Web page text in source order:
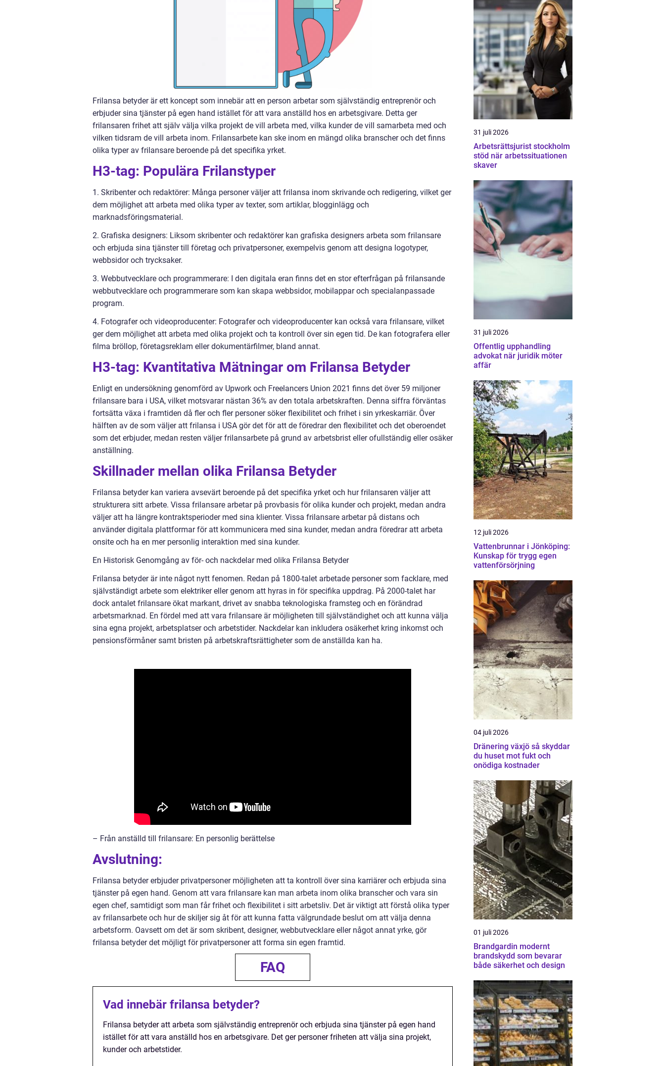
Frilansa betyder är ett koncept som innebär att en person arbetar som självständig entreprenör och
erbjuder sina tjänster på egen hand istället för att vara anställd hos en arbetsgivare. Detta ger
frilansaren frihet att själv välja vilka projekt de vill arbeta med, vilka kunder de vill samarbeta med och
vilken tidsram de vill arbeta inom. Frilansarbete kan ske inom en mängd olika branscher och det finns
olika typer av frilansare beroende på det specifika yrket.
H3-tag: Populära Frilanstyper
1. Skribenter och redaktörer: Många personer väljer att frilansa inom skrivande och redigering, vilket ger
dem möjlighet att arbeta med olika typer av texter, som artiklar, blogginlägg och
marknadsföringsmaterial.
2. Grafiska designers: Liksom skribenter och redaktörer kan grafiska designers arbeta som frilansare
och erbjuda sina tjänster till företag och privatpersoner, exempelvis genom att designa logotyper,
webbsidor och trycksaker.
3. Webbutvecklare och programmerare: I den digitala eran finns det en stor efterfrågan på frilansande
webbutvecklare och programmerare som kan skapa webbsidor, mobilappar och specialanpassade
program.
4. Fotografer och videoproducenter: Fotografer och videoproducenter kan också vara frilansare, vilket
ger dem möjlighet att arbeta med olika projekt och ta kontroll över sin egen tid. De kan fotografera eller
filma bröllop, företagsreklam eller dokumentärfilmer, bland annat.
H3-tag: Kvantitativa Mätningar om Frilansa Betyder
Enligt en undersökning genomförd av Upwork och Freelancers Union 2021 finns det över 59 miljoner
frilansare bara i USA, vilket motsvarar nästan 36% av den totala arbetskraften. Denna siffra förväntas
fortsätta växa i framtiden då fler och fler personer söker flexibilitet och frihet i sin yrkeskarriär. Över
hälften av de som väljer att frilansa i USA gör det för att de föredrar den flexibilitet och det oberoendet
som det erbjuder, medan resten väljer frilansarbete på grund av arbetsbrist eller ofullständig eller osäker
anställning.
Skillnader mellan olika Frilansa Betyder
Frilansa betyder kan variera avsevärt beroende på det specifika yrket och hur frilansaren väljer att
strukturera sitt arbete. Vissa frilansare arbetar på provbasis för olika kunder och projekt, medan andra
väljer att ha längre kontraktsperioder med sina klienter. Vissa frilansare arbetar på distans och
använder digitala plattformar för att kommunicera med sina kunder, medan andra föredrar att arbeta
onsite och ha en mer personlig interaktion med sina kunder.
En Historisk Genomgång av för- och nackdelar med olika Frilansa Betyder
Frilansa betyder är inte något nytt fenomen. Redan på 1800-talet arbetade personer som facklare, med
självständigt arbete som elektriker eller genom att hyras in för specifika uppdrag. På 2000-talet har
dock antalet frilansare ökat markant, drivet av snabba teknologiska framsteg och en förändrad
arbetsmarknad. En fördel med att vara frilansare är möjligheten till självständighet och att kunna välja
sina egna projekt, arbetsplatser och arbetstider. Nackdelar kan inkludera osäkerhet kring inkomst och
pensionsförmåner samt bristen på arbetskraftsrättigheter som de anställda kan ha.
– Från anställd till frilansare: En personlig berättelse
Avslutning:
Frilansa betyder erbjuder privatpersoner möjligheten att ta kontroll över sina karriärer och erbjuda sina
tjänster på egen hand. Genom att vara frilansare kan man arbeta inom olika branscher och vara sin
egen chef, samtidigt som man får frihet och flexibilitet i sitt arbetsliv. Det är viktigt att förstå olika typer
av frilansarbete och hur de skiljer sig åt för att kunna fatta välgrundade beslut om att välja denna
arbetsform. Oavsett om det är som skribent, designer, webbutvecklare eller något annat yrke, gör
frilansa betyder det möjligt för privatpersoner att forma sin egen framtid.
FAQ
Vad innebär frilansa betyder?
Frilansa betyder att arbeta som självständig entreprenör och erbjuda sina tjänster på egen hand
istället för att vara anställd hos en arbetsgivare. Det ger personer friheten att välja sina projekt,
kunder och arbetstider.
31 juli 2026
Arbetsrättsjurist stockholm
stöd när arbetssituationen
skaver
31 juli 2026
Offentlig upphandling
advokat när juridik möter
affär
12 juli 2026
Vattenbrunnar i Jönköping:
Kunskap för trygg egen
vattenförsörjning
04 juli 2026
Dränering växjö så skyddar
du huset mot fukt och
onödiga kostnader
01 juli 2026
Brandgardin modernt
brandskydd som bevarar
både säkerhet och design